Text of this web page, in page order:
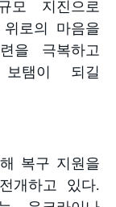
모 지진으로
로의 마음을
을 극복하고
탬이 되길
복구 지원을
개하고 있다.